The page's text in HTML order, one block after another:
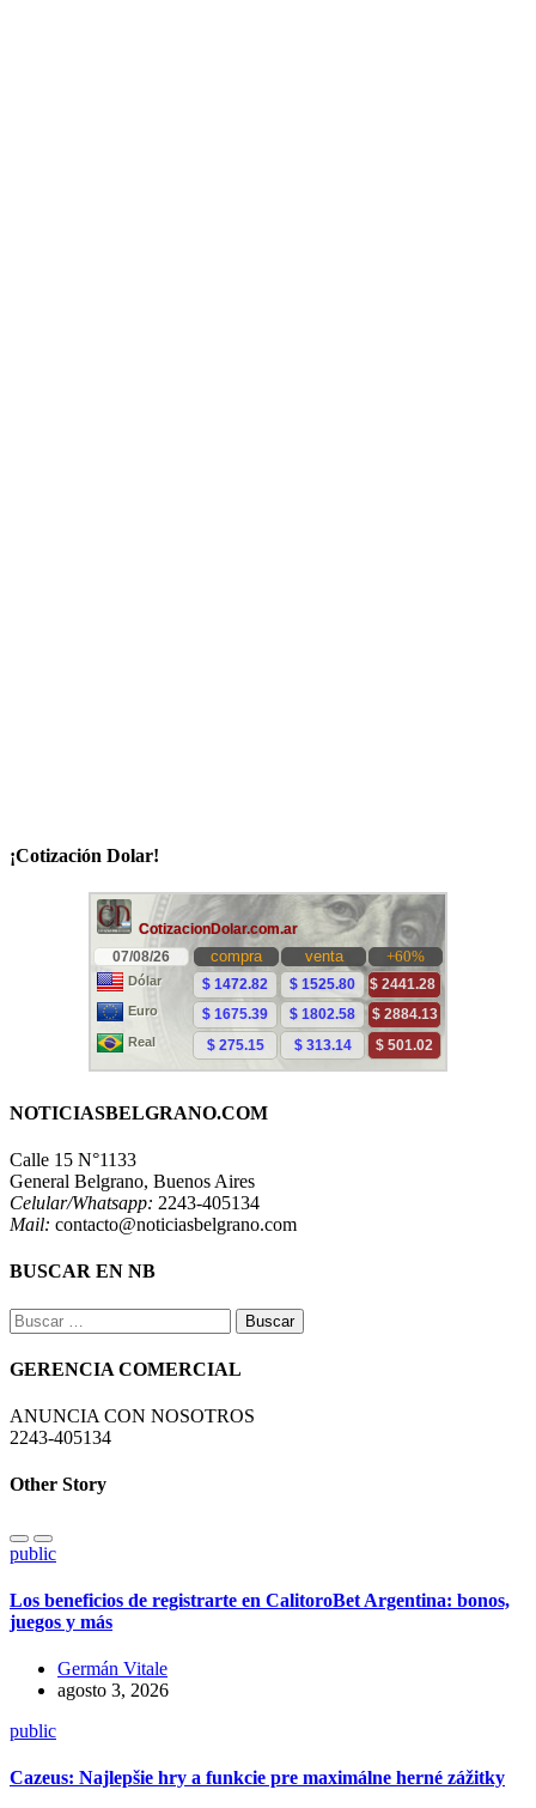
¡Cotización Dolar!
NOTICIASBELGRANO.COM
Calle 15 N°1133
General Belgrano, Buenos Aires
Celular/Whatsapp: 2243-405134
Mail: contacto@noticiasbelgrano.com
BUSCAR EN NB
Buscar:
GERENCIA COMERCIAL
ANUNCIA CON NOSOTROS
2243-405134
Other Story
public
Los beneficios de registrarte en CalitoroBet Argentina: bonos,
juegos y más
Germán Vitale
agosto 3, 2026
public
Cazeus: Najlepšie hry a funkcie pre maximálne herné zážitky